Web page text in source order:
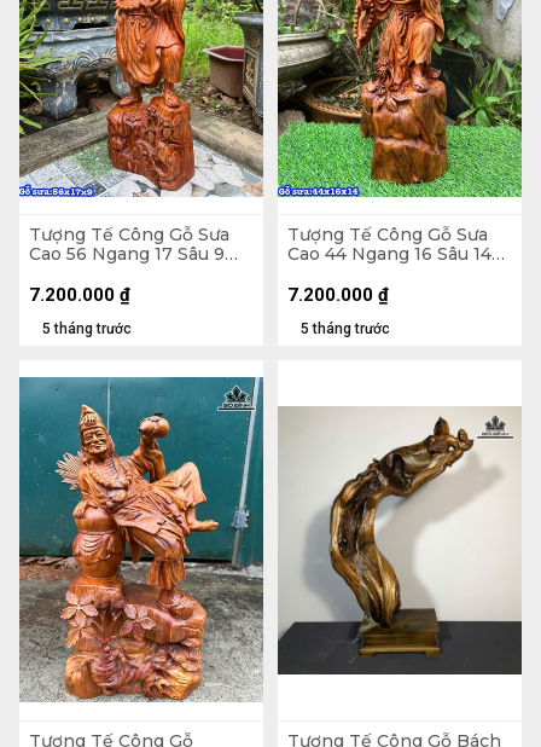
Tượng Tế Công Gỗ Sưa
Cao 56 Ngang 17 Sâu 9
5 tháng trước
7.200.000 ₫
Tượng Tế Công Gỗ Sưa
Cao 44 Ngang 16 Sâu 14
5 tháng trước
7.200.000 ₫
Tượng Tế Công Gỗ
Tượng Tế Công Gỗ Bách